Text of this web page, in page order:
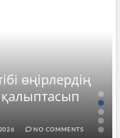
өңірлердің
қалыптасып
NO COMMENTS